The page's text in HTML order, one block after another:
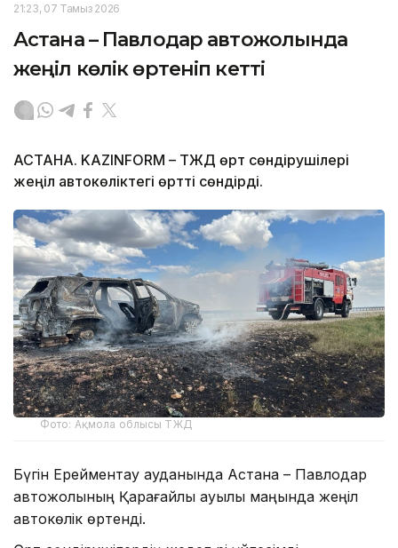
21:23, 07 Тамыз 2026
Астана – Павлодар автожолында
жеңіл көлік өртеніп кетті
АСТАНА. KAZINFORM – ТЖД өрт сөндірушілері
жеңіл автокөліктегі өртті сөндірді.
Фото: Ақмола облысы ТЖД
Бүгін Ерейментау ауданында Астана – Павлодар
автожолының Қарағайлы ауылы маңында жеңіл
автокөлік өртенді.